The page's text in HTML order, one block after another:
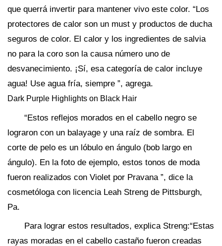
que querrá invertir para mantener vivo este color. “Los
protectores de calor son un must y productos de ducha
seguros de color. El calor y los ingredientes de salvia
no para la coro son la causa número uno de
desvanecimiento. ¡Sí, esa categoría de calor incluye
agua! Use agua fría, siempre ”, agrega.
Dark Purple Highlights on Black Hair
“Estos reflejos morados en el cabello negro se
lograron con un balayage y una raíz de sombra. El
corte de pelo es un lóbulo en ángulo (bob largo en
ángulo). En la foto de ejemplo, estos tonos de moda
fueron realizados con Violet por Pravana ”, dice la
cosmetóloga con licencia Leah Streng de Pittsburgh,
Pa.
Para lograr estos resultados, explica Streng:“Estas
rayas moradas en el cabello castaño fueron creadas